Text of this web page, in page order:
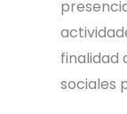
finalidad
sociales